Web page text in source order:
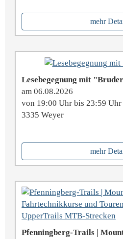
mehr
Lesebegegnung mit
am 06.08.2026
von 19:00 Uhr bis 23:59 Uhr
3335 Weyer
mehr
Pfenningberg-Trails |